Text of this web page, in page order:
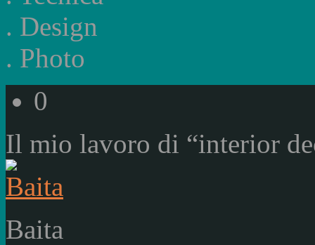
. Design
. Photo
0
Il mio lavoro di “interior
Baita